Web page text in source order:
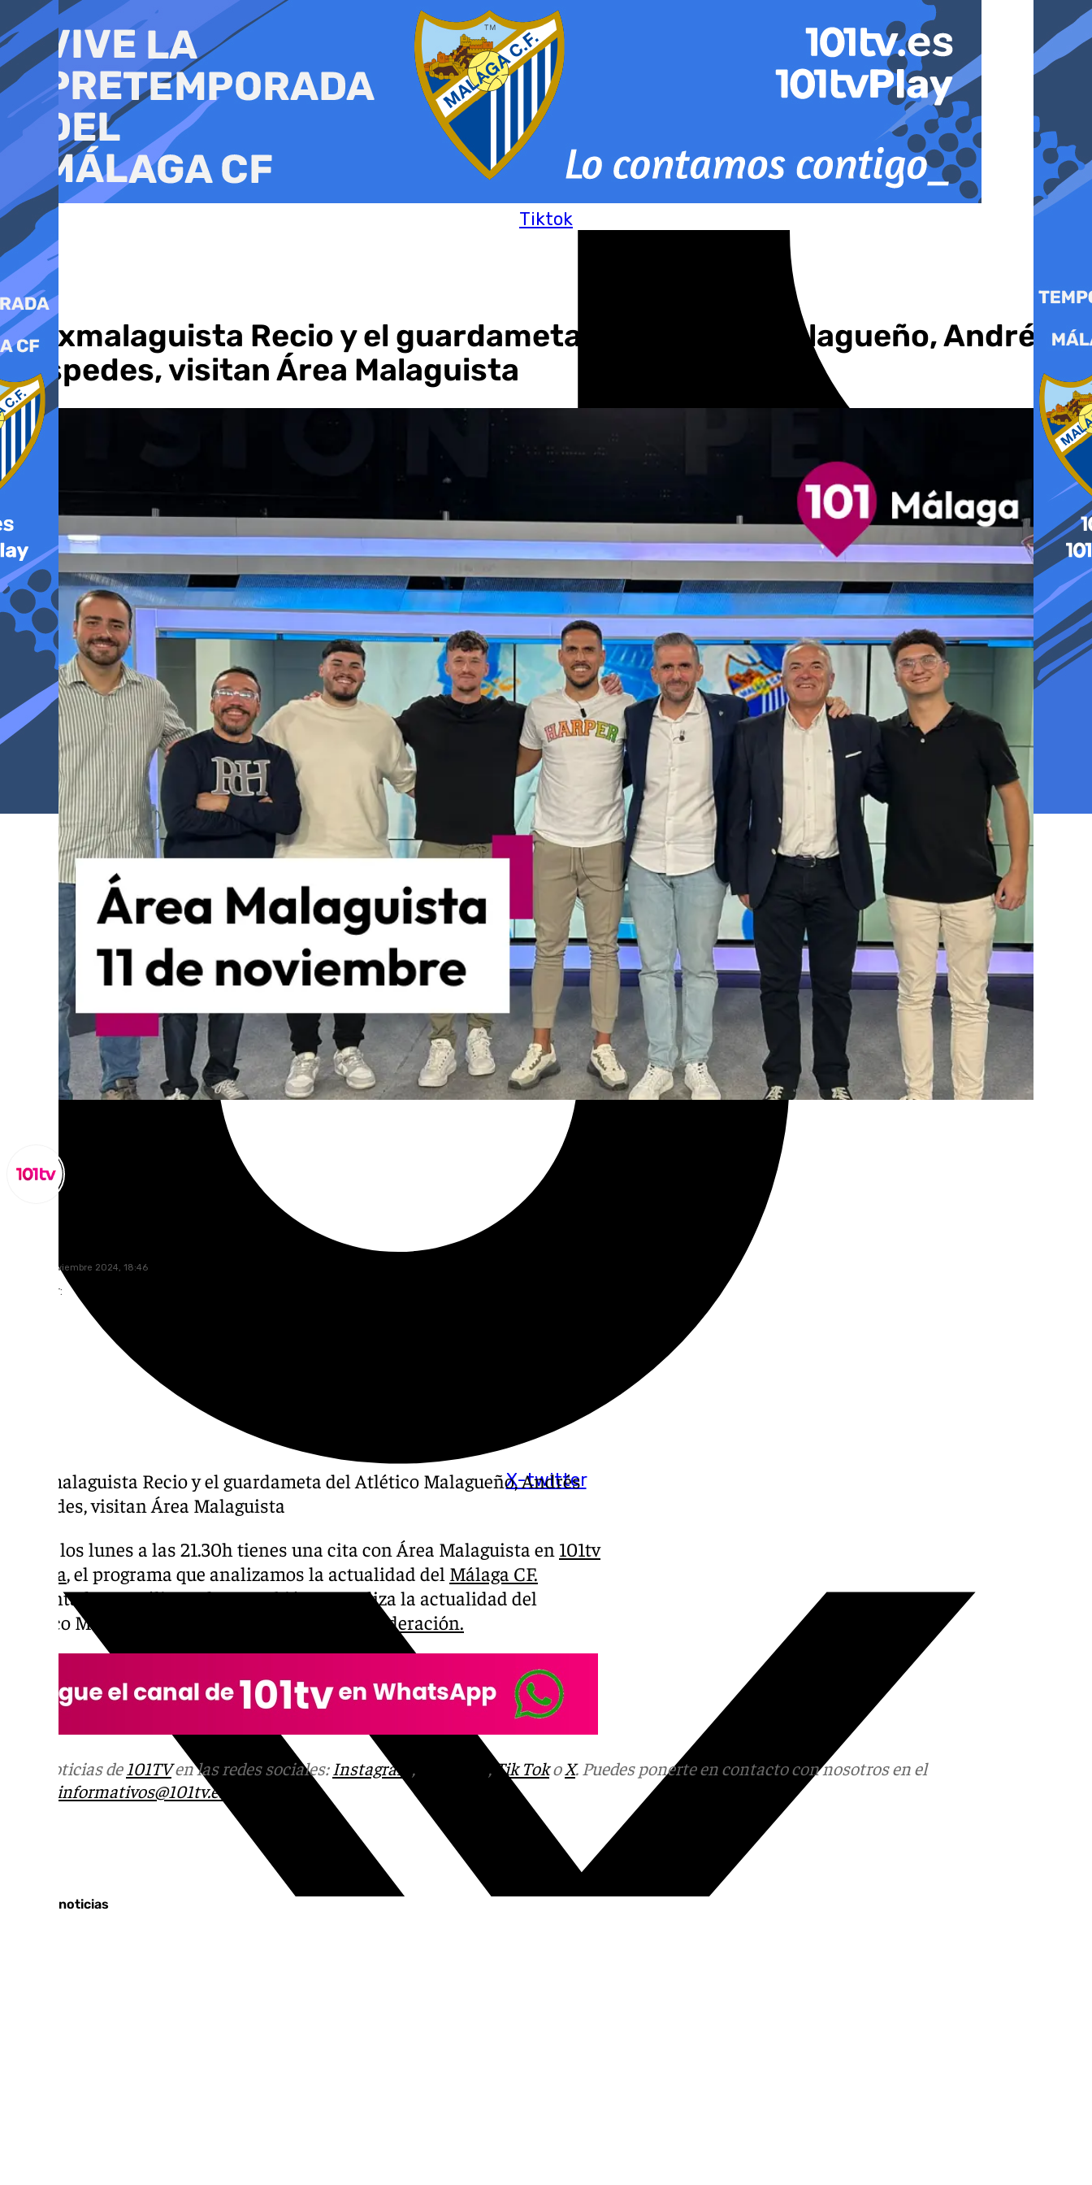
al
contenido
Tiktok
X-twitter
El exmalaguista Recio y el guardameta del Atlético Malagueño, Andrés
Céspedes, visitan Área Malaguista
lunes, 11 noviembre 2024, 18:46
Compartir:
El exmalaguista Recio y el guardameta del Atlético Malagueño, Andrés
Céspedes, visitan Área Malaguista
Todos los lunes a las 21.30h tienes una cita con Área Malaguista en 101tv
Málaga, el programa que analizamos la actualidad del Málaga CF.
Presentado por Félix Godoy. También se analiza la actualidad del
Atlético Malagueño y el Grupo
IX de Tercera Federación.
Más noticias de 101TVen las redes sociales: Instagram , , Tik TokoX. Puedes ponerte en contacto con nosotros en el
informativos@101tv.es
Últimas noticias